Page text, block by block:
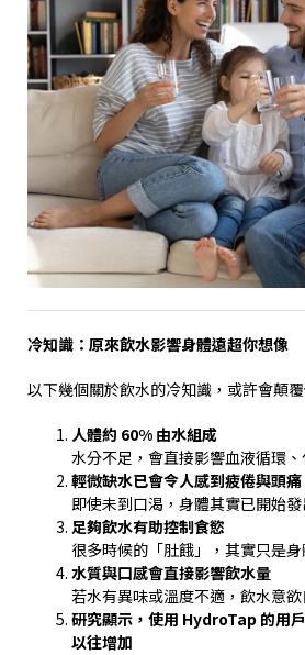
冷知識：原來飲水影響身體遠超你想像
以下幾個關於飲水的冷知識，或許會顛
人體約 60% 由水組成
水分不足，會直接影響血液循環、
輕微缺水已會令人感到疲倦與頭痛
即使未到口渴，身體其實已開始發
足夠飲水有助控制食慾
很多時候的「肚餓」，其實只是身
水質與口感會直接影響飲水量
若水有異味或溫度不適，飲水意欲
研究顯示，使用 HydroTap 的用
以往增加